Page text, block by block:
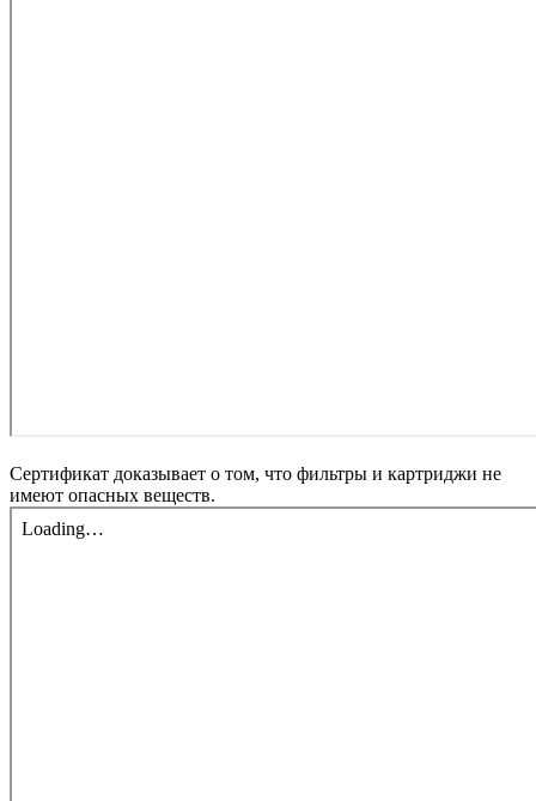
Сертификат доказывает о том, что фильтры и картриджи не
имеют опасных веществ.